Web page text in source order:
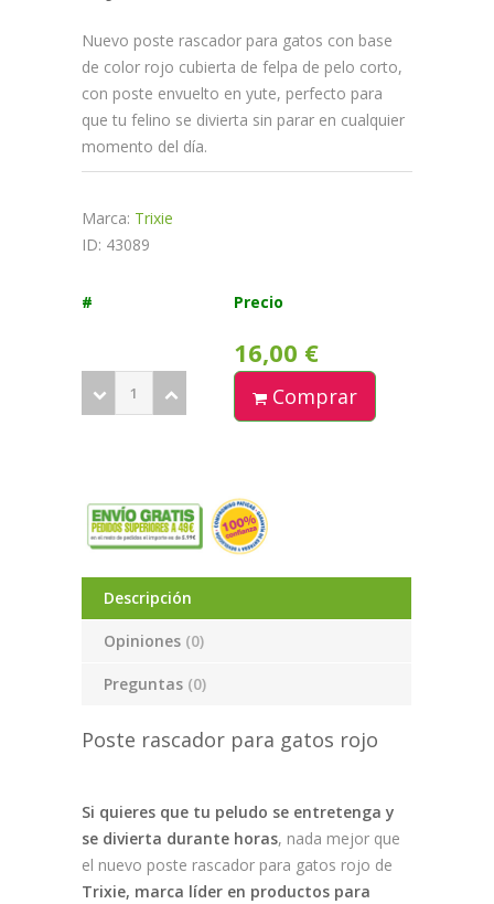
Nuevo poste rascador para gatos con base
de color rojo cubierta de felpa de pelo corto,
con poste envuelto en yute, perfecto para
que tu felino se divierta sin parar en cualquier
momento del día.
Marca: Trixie
ID: 43089
# Precio
16,00 €
Comprar
Descripción
Opiniones (0)
Preguntas (0)
Poste rascador para gatos rojo
Si quieres que tu peludo se entretenga y
se divierta durante horas, nada mejor que
el nuevo poste rascador para gatos rojo de
Trixie, marca líder en productos para